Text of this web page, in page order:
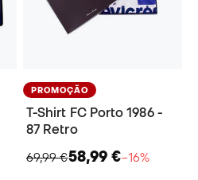
PROMOÇÃO
T-Shirt FC Porto 1986 -
87 Retro
69,99 €58,99 €−16%